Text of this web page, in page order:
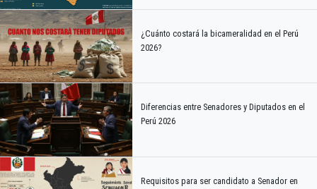
¿Cuánto costará la bicameralidad en el Perú
2026?
Diferencias entre Senadores y Diputados en el
Perú 2026
Requisitos para ser candidato a Senador en